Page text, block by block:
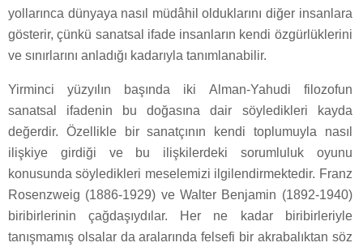
yollarınca dünyaya nasıl müdâhil olduklarını diğer insanlara
gösterir, çünkü sanatsal ifade insanların kendi özgürlüklerini
ve sınırlarını anladığı kadarıyla tanımlanabilir.
Yirminci yüzyılın başında iki Alman-Yahudi filozofun
sanatsal ifadenin bu doğasına dair söyledikleri kayda
değerdir. Özellikle bir sanatçının kendi toplumuyla nasıl
ilişkiye girdiği ve bu ilişkilerdeki sorumluluk oyunu
konusunda söyledikleri meselemizi ilgilendirmektedir. Franz
Rosenzweig (1886-1929) ve Walter Benjamin (1892-1940)
biribirlerinin çağdaşıydılar. Her ne kadar biribirleriyle
tanışmamış olsalar da aralarında felsefi bir akrabalıktan söz